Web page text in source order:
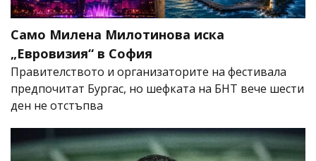
Само Милена Милотинова иска
„Евровизия“ в София
Правителството и организаторите на фестивала
предпочитат Бургас, но шефката на БНТ вече шести
ден не отстъпва